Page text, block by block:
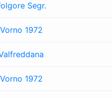
Segr.
Vorno 1972
Vorno 1972